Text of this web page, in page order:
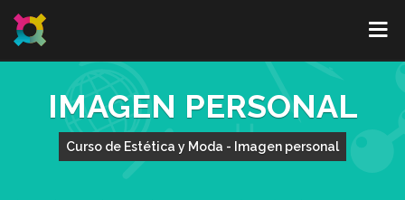
IMAGEN PERSONAL
Curso de Estética y Moda - Imagen personal